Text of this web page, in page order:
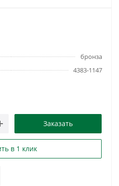
бронза
4383-1147
Заказать
в 1 клик